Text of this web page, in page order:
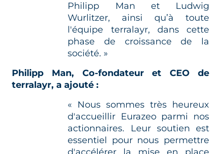
Philipp Man et Ludwig
Wurlitzer, ainsi qu’à toute
l'équipe terralayr, dans cette
phase de croissance de la
société. »
Philipp Man, Co-fondateur et CEO de
terralayr, a ajouté :
« Nous sommes très heureux
d'accueillir Eurazeo parmi nos
actionnaires. Leur soutien est
essentiel pour nous permettre